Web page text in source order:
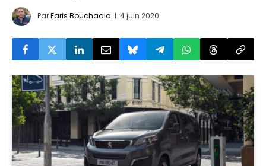
ParFaris Bouchaala 4 juin 2020